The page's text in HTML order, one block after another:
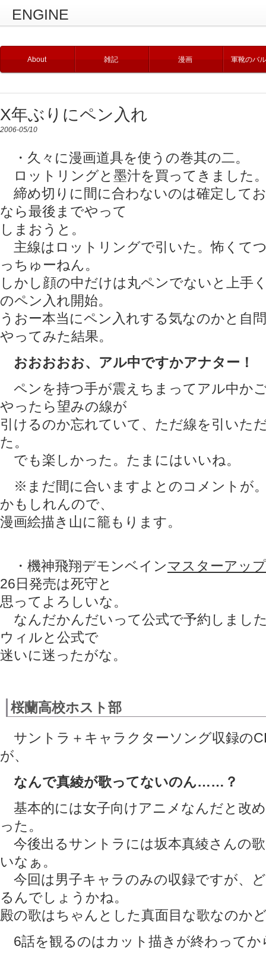
ENGINE
About 雑記 漫画 軍靴のバ
X年ぶりにペン入れ
2006-05/10
・久々に漫画道具を使うの巻其の二。
ロットリングと墨汁を買ってきました
締め切りに間に合わないのは確定して
なら最後までやって
しまおうと。
主線はロットリングで引いた。怖くて
っちゅーねん。
しかし顔の中だけは丸ペンでないと上手
のペン入れ開始。
うおー本当にペン入れする気なのかと自
やってみた結果。
おおおおお、アル中ですかアナター！
ペンを持つ手が震えちまってアル中か
やったら望みの線が
引けるのか忘れていて、ただ線を引いた
た。
でも楽しかった。たまにはいいね。
※まだ間に合いますよとのコメントが
かもしれんので、
漫画絵描き山に籠もります。
・機神飛翔デモンベインマスターアップ
26日発売は死守と
思ってよろしいな。
なんだかんだいって公式で予約しまし
ウィルと公式で
迷いに迷ったがな。
桜蘭高校ホスト部
サントラ＋キャラクターソング収録の
が、
なんで真綾が歌ってないのん……？
基本的には女子向けアニメなんだと改
った。
今後出るサントラには坂本真綾さんの
いなぁ。
今回は男子キャラのみの収録ですが、
るんでしょうかね。
殿の歌はちゃんとした真面目な歌なのか
6話を観るのはカット描きが終わってか